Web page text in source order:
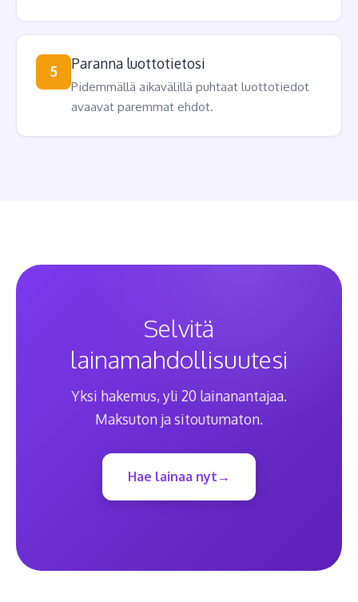
5 Paranna luottotietosi
Pidemmällä aikavälillä puhtaat luottotiedot
avaavat paremmat ehdot.
Selvitä
lainamahdollisuutesi
Yksi hakemus, yli 20 lainanantajaa.
Maksuton ja sitoutumaton.
Hae lainaa nyt